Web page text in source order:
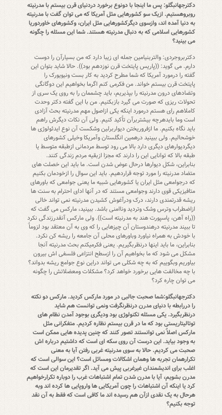
دکترجهانبگلو: پس ما اینجا با دونوع برخورد دردنیای قرن بیستم با مدرنیته
روبروهستیم. ازیک سو کشورهایی مثل آمریکا که می توان گفت با مدرنیته
به دنیا آمده اند، وازسوی دیگرکشورهایی مثل ایران، وکشورهای خاوردوریا
کشورهایی اسلامی که به دنبال مدرنیته هستند. شما این مسئله را چگونه
می بینید؟
دکتربروجردی: والتربنیامین جمله ای زیبا دارد که من بسیارآن را دوست
دارم. می گوید: ((پاریس پایتخت قرن نوزدهم بود)). حالا شاید بتوان این
گفته را درمورد آمریکا که شما مطرح کردید به کار بست ونیویورک را
پایتخت قرن بیستم خواند. من فکرمی کنم اگرما بخواهیم این دوگانگی
وتضادهای درون مدرنیته را بپذیریم، باید چشممان را به روی یک سری از
تحولات ریزی که صورت می گیرد بازبکنیم. من با این گفته دکتر وحدت
کاملاهم رای هستم درمورد اینکه یکی ازاصول مهم مدرنیته بحث آزادی
است وما بایدهرچه بیشتربرآن تاًکید کنیم. ولی آن نکات دیگرش راهم
باید نگاه بکنیم. ما ازفروریختن دیواربرلین وشکست آن نوع ایدئولوژی ها
خوشحالیم. ولی ببینید درهمین انگلستان وآمریکا وخیلی کشورهای
دیگردیوارهای دیگری دارد بالا می رود توسط مردمانی ازطبقه متوسط یا
طبقه بالا که توانایی این را دارند که مجزا ازبقیه مردم زندگی کنند.
بنابراین، شکل دیوارها درحال عوض شدن است. ما باید این خصلت های
متضاد مدرنیته را مورد توجه قراردهیم. باید این سوال را ازخودمان بکنیم
که درجوامعی مثل ایران یا کشورهایی شبیه ما یعنی جوامعی که باورهای
متافیزیکی قوی دارند وجوامعی مستند که در آنها ادای احترام به سنت ها
ریشه قدرتمندی دارند، درک ودرآغوش کشیدن مدرنیته نمی تواند خالی
ازاضطراب وترس وشک وتردید وناامنی باشد. ببینید، مارکس می گفت که
((راه آهن، پاسپورت هند به مدرنیته است)). ولی مارکس آنقدرزندگی نکرد
تا ببیند مدرنیته درهندوستان آن چیزهایی را که وی به آن معتقد بود لزوماٌ
با خودش به همراه نیاورد وباورهای محلی آن جامعه را ریشه کن نکرد.
بنابراین، ما باید اینها درنظربگیریم. یعنی فکرمیکنم بحث مدرنیته آنجا
مشکل می شود که ما بخواهیم آن را ازسطح انتزاعی فلسفی اش بیرون
بیاوریم وبگوییم که به چه شکلی می تواند دراین نوع جوامع ریشه بدواند؟
با چه مخالفت هایی برخورد خواهد کرد؟ مشکلات ومعضلاتش را چگونه
می توان چاره کرد؟
دکترجهانبگلو:شما صحبت جالبی در مورد مارکس کردید. مارکس دو نکته
را دررابطه با دنیای مدرن درنظرنگرفت ونمی توانست هم شاید
درنظربگیرد. یکی مسئله تکنولوژی بود ودیگری بوجود آمدن نظام های
توتالیتاریستی بود که ما در قرن بیستم نظاره کردیم. متفکرانی مثل
مارکس اصلاٌ نمی توانستند تصور کنند که چنین پدیده هایی ممکن است
به وجود بیاید. این درست آن روی سکه ای است که داشتیم درباره اش
صحبت می کردیم. حالا به سوی مدرنیته غربی رفتن آیا به معنی
تکرارهمان تجربه ها وهمان اشکالات ومسائل است؟ این سوالی است که
اغلب برای اندیشمندان غیرغربی پیش می آید. اگر تقدیرمان این است که
مدرن بشویم، آیا با مدرن شدن تمام اشتباهات غرب را دوباره تکرارخواهیم
کرد یا اینکه آن اشتباهات را چون آمریکایی ها واروپایی ها کرده اند وبه
هرحال به یک نقدی ازآن هم رسیده اند ما کافی است که فقط به آن نقد
توجه بکنیم؟